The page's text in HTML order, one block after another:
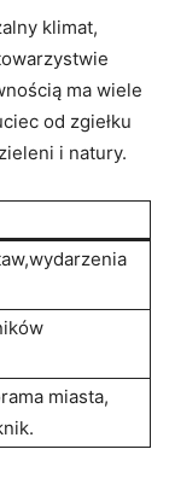
klimat,
ma wiele
od zgiełku⁢
i natury.
⁣miasta,